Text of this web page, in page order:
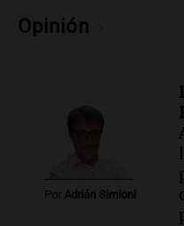
jubilaciones en
Panorama Federal
Opinión
Por Adrián Simioni